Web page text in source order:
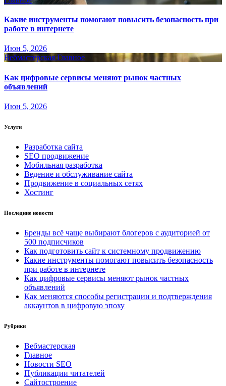
Какие инструменты помогают повысить безопасность при
работе в интернете
Июн 5, 2026
Вебмастерская Главное
Как цифровые сервисы меняют рынок частных
объявлений
Июн 5, 2026
Услуги
Разработка сайта
SEO продвижение
Мобильная разработка
Ведение и обслуживание сайта
Продвижение в социальных сетях
Хостинг
Последние новости
Бренды всё чаще выбирают блогеров с аудиторией от
500 подписчиков
Как подготовить сайт к системному продвижению
Какие инструменты помогают повысить безопасность
при работе в интернете
Как цифровые сервисы меняют рынок частных
объявлений
Как меняются способы регистрации и подтверждения
аккаунтов в цифровую эпоху
Рубрики
Вебмастерская
Главное
Новости SEO
Публикации читателей
Сайтостроение